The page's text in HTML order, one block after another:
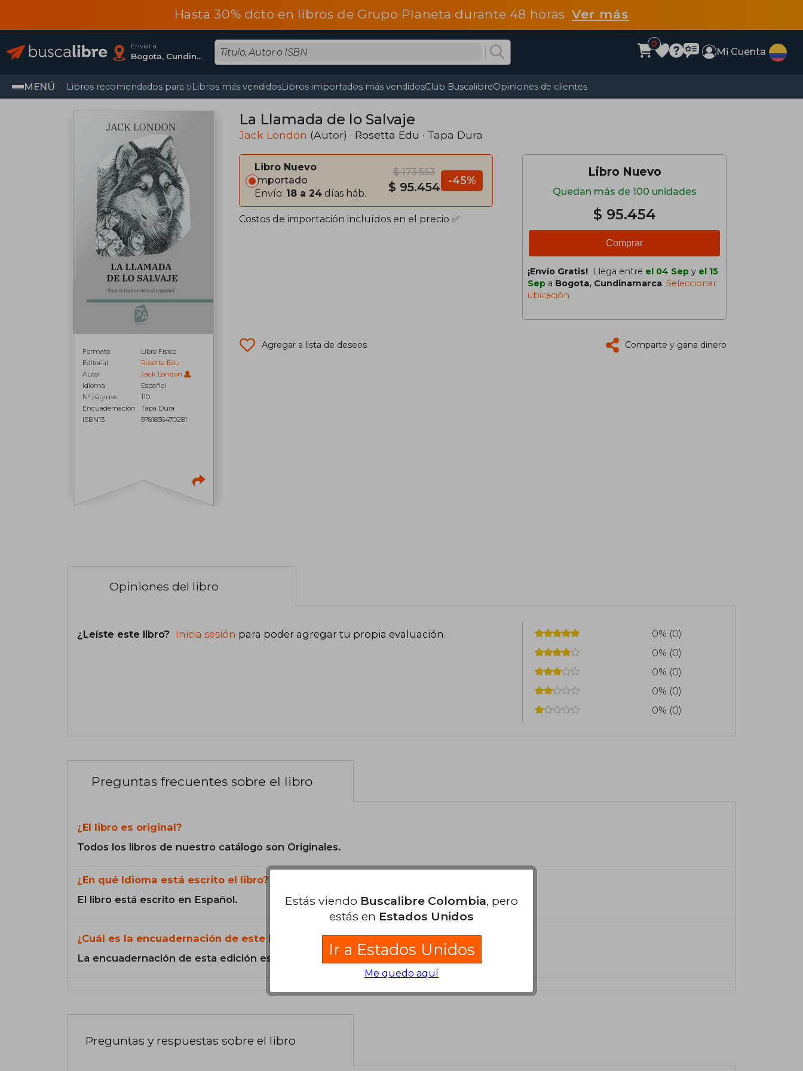
Hasta 30% dcto en libros de Grupo Planeta durante 48 horasVer más
Enviar a
Bogota, Cundinamarca
0
Mi Cuenta
MENÚ Libros recomendados para tiLibros más vendidosLibros importados más vendidosClub BuscalibreOpiniones de clientes
Formato
Libro Físico
Editorial
Rosetta Edu
Autor
Jack London
Idioma
Español
N° páginas
110
Encuadernación
Tapa Dura
ISBN13
9781836470281
La Llamada de lo Salvaje
Jack London (Autor) · Rosetta Edu · Tapa Dura
Libro Nuevo
Importado
Envío: 18 a 24 días háb.
$ 173.553
$ 95.454 -45%
Costos de importación incluídos en el precio ✅
Libro Nuevo
Quedan más de 100 unidades
$ 95.454
Comprar
¡Envío Gratis! Llega entre el 04 Sep y el 15
Sep a Bogota, Cundinamarca. Seleccionar
ubicación
Agregar a lista de deseos Comparte y gana dinero
Opiniones del libro
¿Leíste este libro? Inicia sesión para poder agregar tu propia evaluación.
0% (0)
0% (0)
0% (0)
0% (0)
0% (0)
Preguntas frecuentes sobre el libro
¿El libro es original?
Todos los libros de nuestro catálogo son Originales.
¿En qué Idioma está escrito el libro?
El libro está escrito en Español.
¿Cuál es la encuadernación de este libro?
La encuadernación de esta edición es Tapa Dura.
Preguntas y respuestas sobre el libro
Estás viendo Buscalibre Colombia, pero
estás en Estados Unidos
Ir a Estados Unidos
Me quedo aquí